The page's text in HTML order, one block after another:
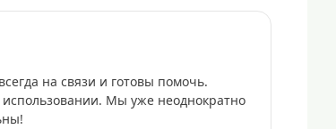
на связи и готовы помочь.
Мы уже неоднократно